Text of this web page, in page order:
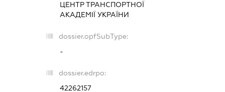
ЦЕНТР ТРАНСПОРТНОЇ
АКАДЕМІЇ УКРАЇНИ
dossier.opfSubType:
-
dossier.edrpo:
42262157